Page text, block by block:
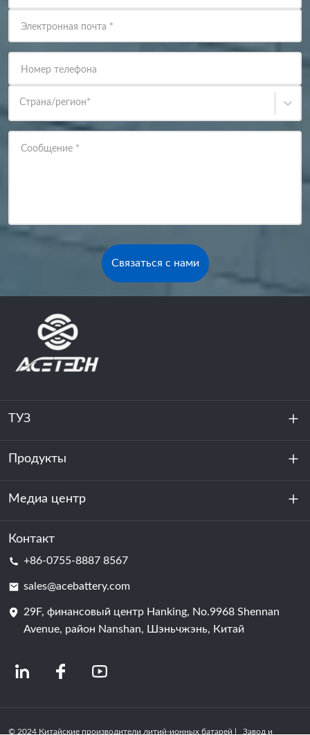
Электронная почта *
Номер телефона
Страна/регион*
Сообщение *
Связаться с нами
ТУЗ
О нас
устойчивость
Продукты
Хранение энергии
Центр обработки данных и серверная комната
Батарейная ячейка
Медиа центр
Новости
Контакт
+86-0755-8887 8567
sales@acebattery.com
29F, финансовый центр Hanking, No.9968 Shennan
Avenue, район Nanshan, Шэньчжэнь, Китай
© 2024 Китайские производители литий-ионных батарей | Завод и